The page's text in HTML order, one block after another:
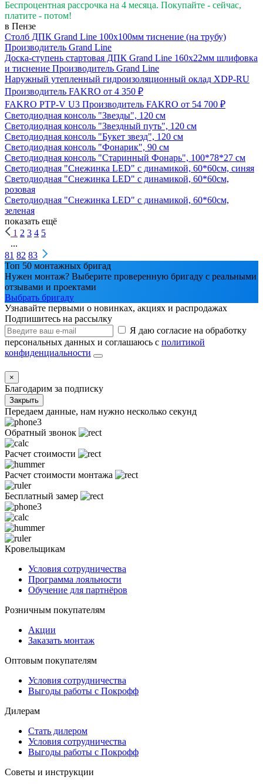
Беспроцентная рассрочка на 4 месяца. Покупайте - сейчас,
платите - потом!
в Пензе
Столб ДПК Grand Line 100х100мм тиснение (на трубу)
Производитель Grand Line
Доска-ступень стартовая ДПК Grand Line 160х22мм шлифовка
и тиснение Производитель Grand Line
Наружный утепленный гидроизоляционный оклад XDP-RU
Производитель FAKRO от 4 350 ₽
FAKRO PTP-V U3 Производитель FAKRO от 54 700 ₽
Светодиодная консоль "Звезды", 120 см
Светодиодная консоль "Звездный путь", 120 см
Светодиодная консоль "Букет звезд", 120 см
Светодиодная консоль "Фонарик", 90 см
Светодиодная консоль "Старинный Фонарь", 100*78*27 см
Светодиодная "Снежинка LED" с динамикой, 60*60см, синяя
Светодиодная "Снежинка LED" с динамикой, 60*60см,
розовая
Светодиодная "Снежинка LED" с динамикой, 60*60см,
зеленая
показать ещё
1 2 3 4 5
...
81 82 83
Топ 50 монтажных бригад
Нужен монтаж? Выберите проверенную бригаду с реальными
отзывами и проектами
Выбрать бригаду
Узнавайте первыми о новинках, акциях и распродажах
Подпишитесь на рассылку
Я даю согласие на обработку
персональных данных и соглашаюсь с политикой
конфиденциальности
×
Благодарим за подписку
Закрыть
Передаем данные, нам нужно несколько секунд
Обратный звонок
Расчет стоимости
Расчет стоимости монтажа
Бесплатный замер
Кровельщикам
Условия сотрудничества
Программа лояльности
Обучение для партнёров
Розничным покупателям
Акции
Заказать монтаж
Оптовым покупателям
Условия сотрудничества
Выгоды работы с Покрофф
Дилерам
Стать дилером
Условия сотрудничества
Выгоды работы с Покрофф
Советы и инструкции